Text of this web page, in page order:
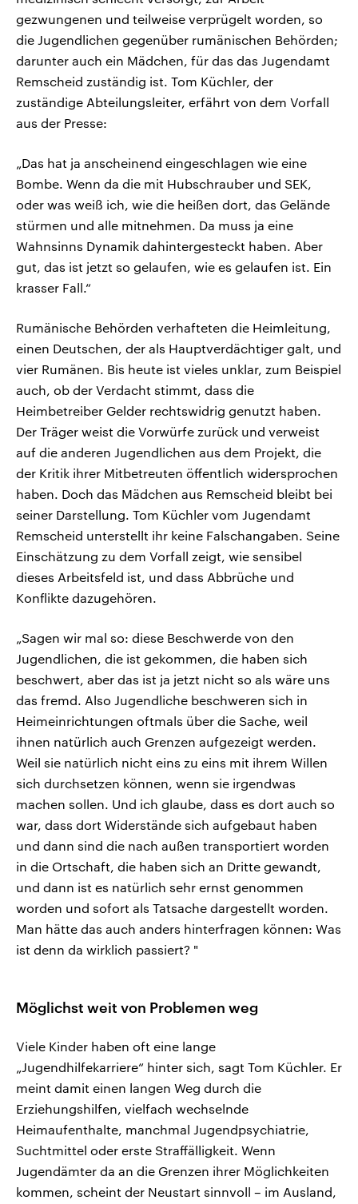
gezwungenen und teilweise verprügelt worden, so
die Jugendlichen gegenüber rumänischen Behörden;
darunter auch ein Mädchen, für das das Jugendamt
Remscheid zuständig ist. Tom Küchler, der
zuständige Abteilungsleiter, erfährt von dem Vorfall
aus der Presse:
„Das hat ja anscheinend eingeschlagen wie eine
Bombe. Wenn da die mit Hubschrauber und SEK,
oder was weiß ich, wie die heißen dort, das Gelände
stürmen und alle mitnehmen. Da muss ja eine
Wahnsinns Dynamik dahintergesteckt haben. Aber
gut, das ist jetzt so gelaufen, wie es gelaufen ist. Ein
krasser Fall.“
Rumänische Behörden verhafteten die Heimleitung,
einen Deutschen, der als Hauptverdächtiger galt, und
vier Rumänen. Bis heute ist vieles unklar, zum Beispiel
auch, ob der Verdacht stimmt, dass die
Heimbetreiber Gelder rechtswidrig genutzt haben.
Der Träger weist die Vorwürfe zurück und verweist
auf die anderen Jugendlichen aus dem Projekt, die
der Kritik ihrer Mitbetreuten öffentlich widersprochen
haben. Doch das Mädchen aus Remscheid bleibt bei
seiner Darstellung. Tom Küchler vom Jugendamt
Remscheid unterstellt ihr keine Falschangaben. Seine
Einschätzung zu dem Vorfall zeigt, wie sensibel
dieses Arbeitsfeld ist, und dass Abbrüche und
Konflikte dazugehören.
„Sagen wir mal so: diese Beschwerde von den
Jugendlichen, die ist gekommen, die haben sich
beschwert, aber das ist ja jetzt nicht so als wäre uns
das fremd. Also Jugendliche beschweren sich in
Heimeinrichtungen oftmals über die Sache, weil
ihnen natürlich auch Grenzen aufgezeigt werden.
Weil sie natürlich nicht eins zu eins mit ihrem Willen
sich durchsetzen können, wenn sie irgendwas
machen sollen. Und ich glaube, dass es dort auch so
war, dass dort Widerstände sich aufgebaut haben
und dann sind die nach außen transportiert worden
in die Ortschaft, die haben sich an Dritte gewandt,
und dann ist es natürlich sehr ernst genommen
worden und sofort als Tatsache dargestellt worden.
Man hätte das auch anders hinterfragen können: Was
ist denn da wirklich passiert? "
Möglichst weit von Problemen weg
Viele Kinder haben oft eine lange
„Jugendhilfekarriere“ hinter sich, sagt Tom Küchler. Er
meint damit einen langen Weg durch die
Erziehungshilfen, vielfach wechselnde
Heimaufenthalte, manchmal Jugendpsychiatrie,
Suchtmittel oder erste Straffälligkeit. Wenn
Jugendämter da an die Grenzen ihrer Möglichkeiten
kommen, scheint der Neustart sinnvoll – im Ausland,